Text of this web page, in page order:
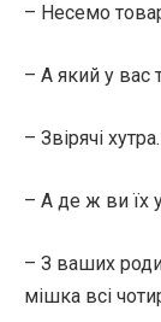
– Несемо
– А який у вас
– Звірячі хутра.
– А де ж ви їх
– З ваших
мішка всі